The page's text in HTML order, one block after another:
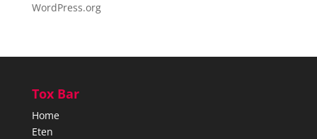
WordPress.org
Tox Bar
Home
Eten